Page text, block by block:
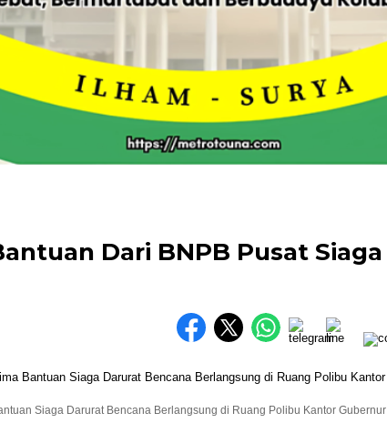
Dari BNPB Pusat Siaga
Siaga Darurat Bencana Berlangsung di Ruang Polibu Kantor Gubernur